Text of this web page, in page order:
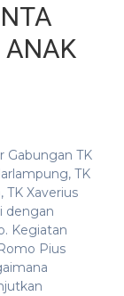
ANAK
Gabungan TK
TK
TK Xaverius
dengan
Kegiatan
Pius